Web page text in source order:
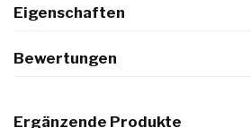
Eigenschaften
Bewertungen
Ergänzende Produkte